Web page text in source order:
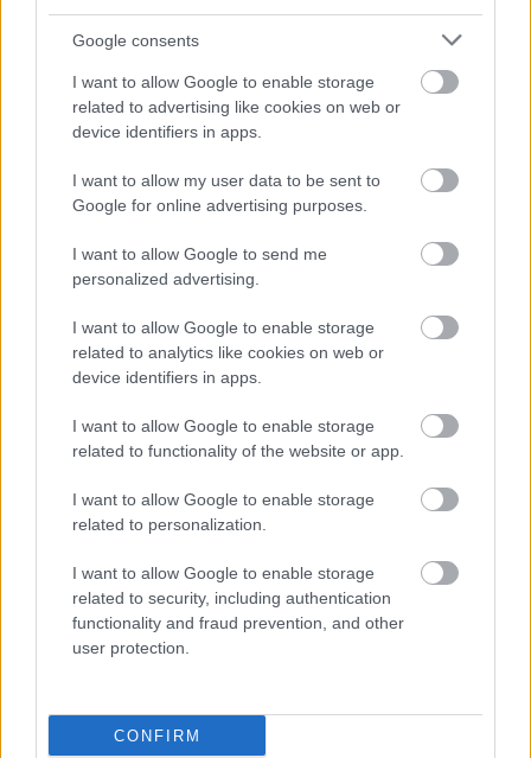
Google consents
I want to allow Google to enable storage
related to advertising like cookies on web or
device identifiers in apps.
I want to allow my user data to be sent to
Google for online advertising purposes.
I want to allow Google to send me
personalized advertising.
I want to allow Google to enable storage
related to analytics like cookies on web or
device identifiers in apps.
I want to allow Google to enable storage
related to functionality of the website or app.
I want to allow Google to enable storage
related to personalization.
I want to allow Google to enable storage
related to security, including authentication
functionality and fraud prevention, and other
user protection.
CONFIRM
Hamilton a következő üzenetet írta az
Instagramján: „Azt követően, hogy négy napig
gépek tartották életben és ő minden erejével
küzdött, meg kellett hoznom életem legnehezebb
döntését. El kellett búcsúznom Roscoe-tól. Ő
sosem adta fel a harcot és a legvégsőkig küzdött.
Rendkívül hálás vagyok és megtisztelve érzem
magam, hogy megoszthattam az életem egy
baráttal.”
„Életem legjobb döntése volt, hogy örökbe
fogadtam Roscoe-t, és mindig emlékezni fogok a
közös pillanatokra. Bár korábban már
elvesztettem Cocót, de sosem néztem még
szembe azzal a döntéssel, hogy el kell altatnom
barátom viszont már átélte ezt. Ez az egyik